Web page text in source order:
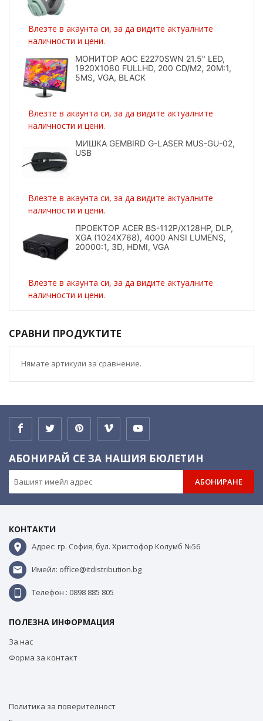
Влезте в акаунта си, за да видите актуалните
наличности и цени.
МОНИТОР AOC E2270SWN 21.5" LED,
1920X1080 FULLHD, 200 CD/M2, 20M:1,
5MS, VGA, BLACK
Влезте в акаунта си, за да видите актуалните
наличности и цени.
МИШКА GEMBIRD G-LASER MUS-GU-02,
USB
Влезте в акаунта си, за да видите актуалните
наличности и цени.
ПРОЕКТОР ACER BS-112P/X128HP, DLP,
XGA (1024X768), 4000 ANSI LUMENS,
20000:1, 3D, HDMI, VGA
Влезте в акаунта си, за да видите актуалните
наличности и цени.
СРАВНИ ПРОДУКТИТЕ
Нямате артикули за сравнение.
АБОНИРАЙ СЕ ЗА НАШИЯ БЮЛЕТИН
АБОНИРАНЕ
КОНТАКТИ
Адрес: гр. София, бул. Христофор Колумб №56
Имейл: office@itdistribution.bg
Телефон : 0898 885 805
ПОЛЕЗНА ИНФОРМАЦИЯ
За нас
Форма за контакт
Политика за поверителност